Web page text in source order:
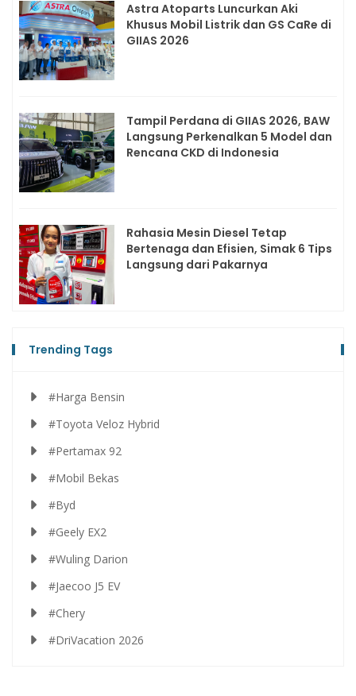
Astra Atoparts Luncurkan Aki
Khusus Mobil Listrik dan GS CaRe di
GIIAS 2026
Tampil Perdana di GIIAS 2026, BAW
Langsung Perkenalkan 5 Model dan
Rencana CKD di Indonesia
Rahasia Mesin Diesel Tetap
Bertenaga dan Efisien, Simak 6 Tips
Langsung dari Pakarnya
Trending Tags
#Harga Bensin
#Toyota Veloz Hybrid
#Pertamax 92
#Mobil Bekas
#Byd
#Geely EX2
#Wuling Darion
#Jaecoo J5 EV
#Chery
#DriVacation 2026